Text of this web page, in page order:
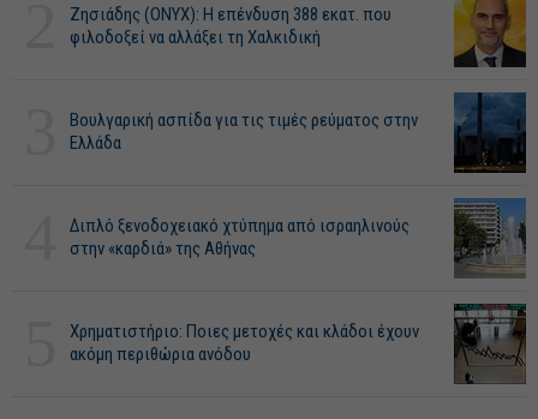
Ζησιάδης (ONYX): Η επένδυση 388 εκατ. που
φιλοδοξεί να αλλάξει τη Χαλκιδική
Βουλγαρική ασπίδα για τις τιμές ρεύματος στην
Ελλάδα
Διπλό ξενοδοχειακό χτύπημα από ισραηλινούς
στην «καρδιά» της Αθήνας
Χρηματιστήριο: Ποιες μετοχές και κλάδοι έχουν
ακόμη περιθώρια ανόδου